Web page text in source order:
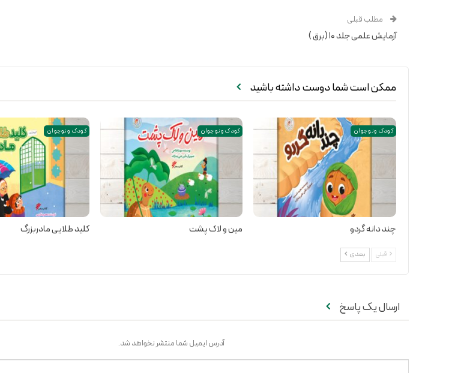
مطلب قبلی
آزمایش علمی جلد ۱۰ (برق )
ممکن است شما دوست داشته باشید
کودک و نوجوان
چند دانه گردو
کودک و نوجوان
مین و لاک پشت
کودک و نوجوان
کلید طلایی مادربزرگ
قبلی بعدی
ارسال یک پاسخ
آدرس ایمیل شما منتشر نخواهد شد.